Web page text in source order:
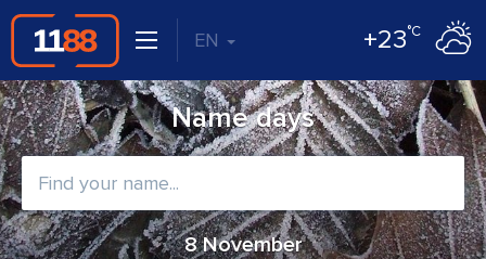
EN +23°C
Name days
8 November